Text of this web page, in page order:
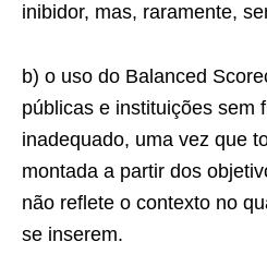
inibidor, mas, raramente,
b) o uso do Balanced
públicas e instituições sem
inadequado, uma vez que
montada a partir dos
não reflete o contexto no
se inserem.